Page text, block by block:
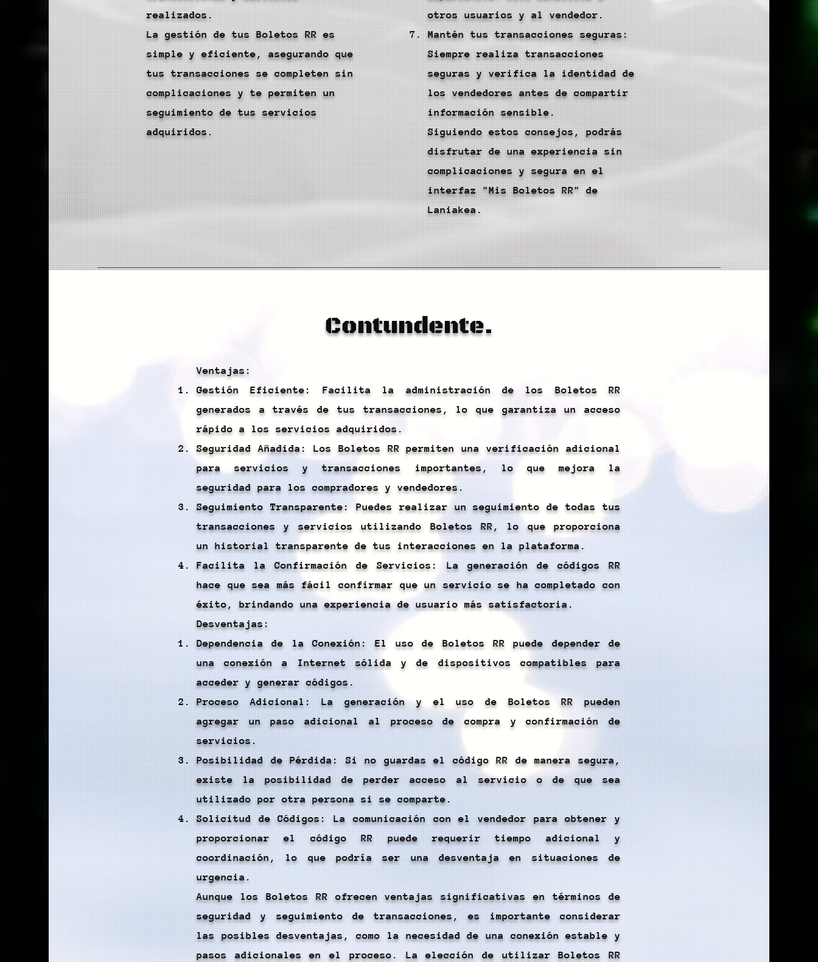
realizados.
La gestión de tus Boletos RR es
simple y eficiente, asegurando que
tus transacciones se completen sin
complicaciones y te permiten un
seguimiento de tus servicios
adquiridos.
otros usuarios y al vendedor.
Mantén tus transacciones seguras:
Siempre realiza transacciones
seguras y verifica la identidad de
los vendedores antes de compartir
información sensible.
Siguiendo estos consejos, podrás
disfrutar de una experiencia sin
complicaciones y segura en el
interfaz "Mis Boletos RR" de
Laniakea.
Contundente.
Ventajas:
Gestión Eficiente: Facilita la administración de los Boletos RR
generados a través de tus transacciones, lo que garantiza un acceso
rápido a los servicios adquiridos.
Seguridad Añadida: Los Boletos RR permiten una verificación adicional
para servicios y transacciones importantes, lo que mejora la
seguridad para los compradores y vendedores.
Seguimiento Transparente: Puedes realizar un seguimiento de todas tus
transacciones y servicios utilizando Boletos RR, lo que proporciona
un historial transparente de tus interacciones en la plataforma.
Facilita la Confirmación de Servicios: La generación de códigos RR
hace que sea más fácil confirmar que un servicio se ha completado con
éxito, brindando una experiencia de usuario más satisfactoria.
Desventajas:
Dependencia de la Conexión: El uso de Boletos RR puede depender de
una conexión a Internet sólida y de dispositivos compatibles para
acceder y generar códigos.
Proceso Adicional: La generación y el uso de Boletos RR pueden
agregar un paso adicional al proceso de compra y confirmación de
servicios.
Posibilidad de Pérdida: Si no guardas el código RR de manera segura,
existe la posibilidad de perder acceso al servicio o de que sea
utilizado por otra persona si se comparte.
Solicitud de Códigos: La comunicación con el vendedor para obtener y
proporcionar el código RR puede requerir tiempo adicional y
coordinación, lo que podría ser una desventaja en situaciones de
urgencia.
Aunque los Boletos RR ofrecen ventajas significativas en términos de
seguridad y seguimiento de transacciones, es importante considerar
las posibles desventajas, como la necesidad de una conexión estable y
pasos adicionales en el proceso. La elección de utilizar Boletos RR